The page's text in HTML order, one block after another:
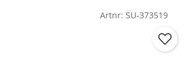
Artnr: SU-373519